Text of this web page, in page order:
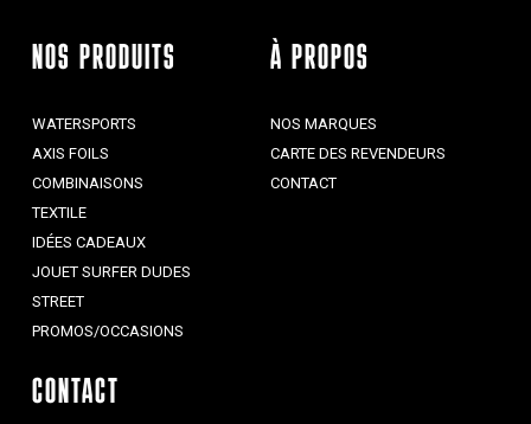
NOS PRODUITS
WATERSPORTS
AXIS FOILS
COMBINAISONS
TEXTILE
IDÉES CADEAUX
JOUET SURFER DUDES
STREET
PROMOS/OCCASIONS
À PROPOS
NOS MARQUES
CARTE DES REVENDEURS
CONTACT
CONTACT